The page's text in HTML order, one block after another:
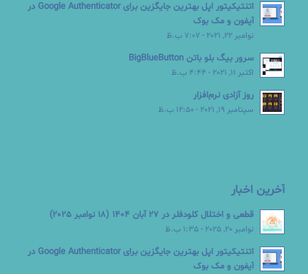
اتنتیکیتور اپل بهترین جایگزین برای Google Authenticator در
آیفون و مک بوک
نوامبر 22, 2021 - 7:07 ب.ظ
سرور بیگ بلو باتن BigBlueButton
اکتبر 11, 2021 - 4:44 ب.ظ
روز آزادی نرم‌افزار
سپتامبر 19, 2021 - 12:50 ب.ظ
آخرین اخبار
قطعی و اختلال کلودفلر در 27 آبان 1404 (18 نوامبر 2025)
نوامبر 20, 2025 - 1:35 ب.ظ
اتنتیکیتور اپل بهترین جایگزین برای Google Authenticator در
آیفون و مک بوک